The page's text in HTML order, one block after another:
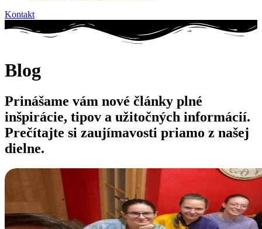
Kontakt
Blog
Prinášame vám nové články plné
inšpirácie, tipov a užitočných informácií.
Prečítajte si zaujímavosti priamo z našej
dielne.